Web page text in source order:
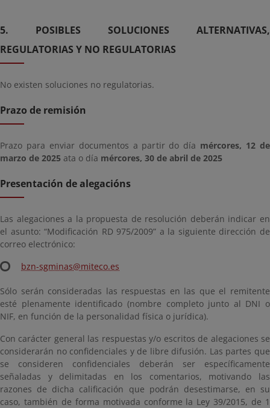
5. POSIBLES SOLUCIONES ALTERNATIVAS,
REGULATORIAS Y NO REGULATORIAS
No existen soluciones no regulatorias.
Prazo de remisión
Prazo para enviar documentos a partir do día mércores, 12 de
marzo de 2025 ata o día mércores, 30 de abril de 2025
Presentación de alegacións
Las alegaciones a la propuesta de resolución deberán indicar en
el asunto: “Modificación RD 975/2009” a la siguiente dirección de
correo electrónico:
bzn-sgminas@miteco.es
Sólo serán consideradas las respuestas en las que el remitente
esté plenamente identificado (nombre completo junto al DNI o
NIF, en función de la personalidad física o jurídica).
Con carácter general las respuestas y/o escritos de alegaciones se
considerarán no confidenciales y de libre difusión. Las partes que
se consideren confidenciales deberán ser específicamente
señaladas y delimitadas en los comentarios, motivando las
razones de dicha calificación que podrán desestimarse, en su
caso, también de forma motivada conforme la Ley 39/2015, de 1